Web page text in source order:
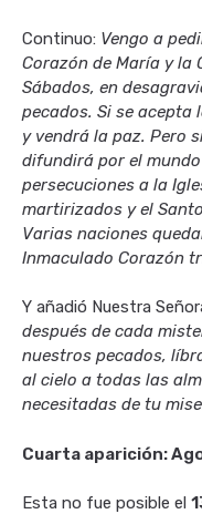
Continuo: Vengo a
Corazón de María y la
Sábados, en
pecados. Si se acepta
y vendrá la paz. Pero
difundirá por el
persecuciones a la
martirizados y el
Varias naciones
Inmaculado Corazón
Y añadió Nuestra
después de cada
nuestros pecados,
al cielo a todas las
necesitadas de tu
Cuarta aparición:
Esta no fue posible el